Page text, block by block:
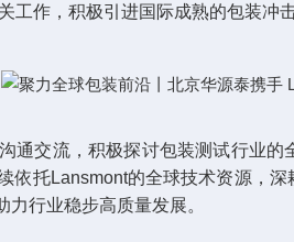
工作，积极引进国际成熟的包装冲
通交流，积极探讨包装测试行业
依托Lansmont的全球技术资源，深
行业稳步高质量发展。